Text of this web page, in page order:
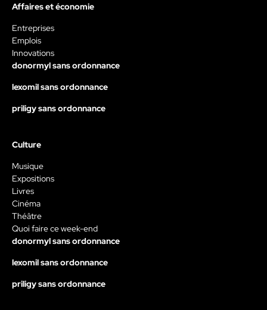
Affaires et économie
Entreprises
Emplois
Innovations
donormyl sans ordonnance
lexomil sans ordonnance
priligy sans ordonnance
Culture
Musique
Expositions
Livres
Cinéma
Théâtre
Quoi faire ce week-end
donormyl sans ordonnance
lexomil sans ordonnance
priligy sans ordonnance